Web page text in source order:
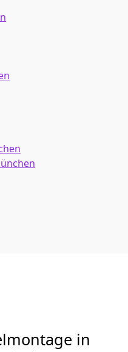
in